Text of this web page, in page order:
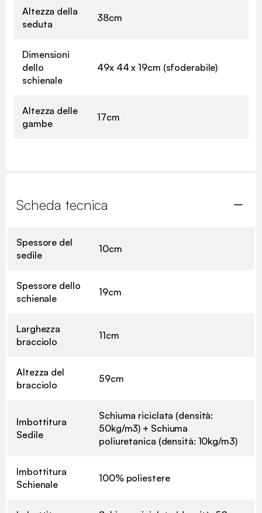
Altezza della
seduta
38cm
Dimensioni
dello
schienale
49x 44 x 19cm (sfoderabile)
Altezza delle
gambe
17cm
Scheda tecnica
Spessore del
sedile
10cm
Spessore dello
schienale
19cm
Larghezza
bracciolo
11cm
Altezza del
bracciolo
59cm
Imbottitura
Sedile
Schiuma riciclata (densità:
50kg/m3) + Schiuma
poliuretanica (densità: 10kg/m3)
Imbottitura
Schienale
100% poliestere